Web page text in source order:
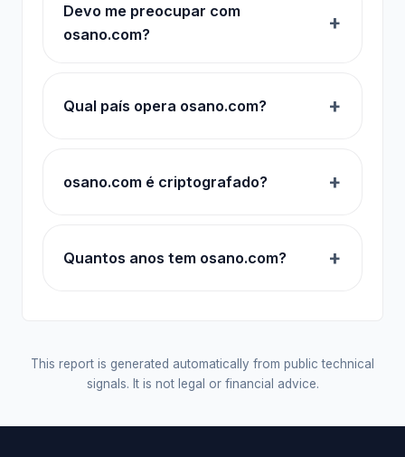
Devo me preocupar com
osano.com?
Qual país opera osano.com?
osano.com é criptografado?
Quantos anos tem osano.com?
This report is generated automatically from public technical
signals. It is not legal or financial advice.